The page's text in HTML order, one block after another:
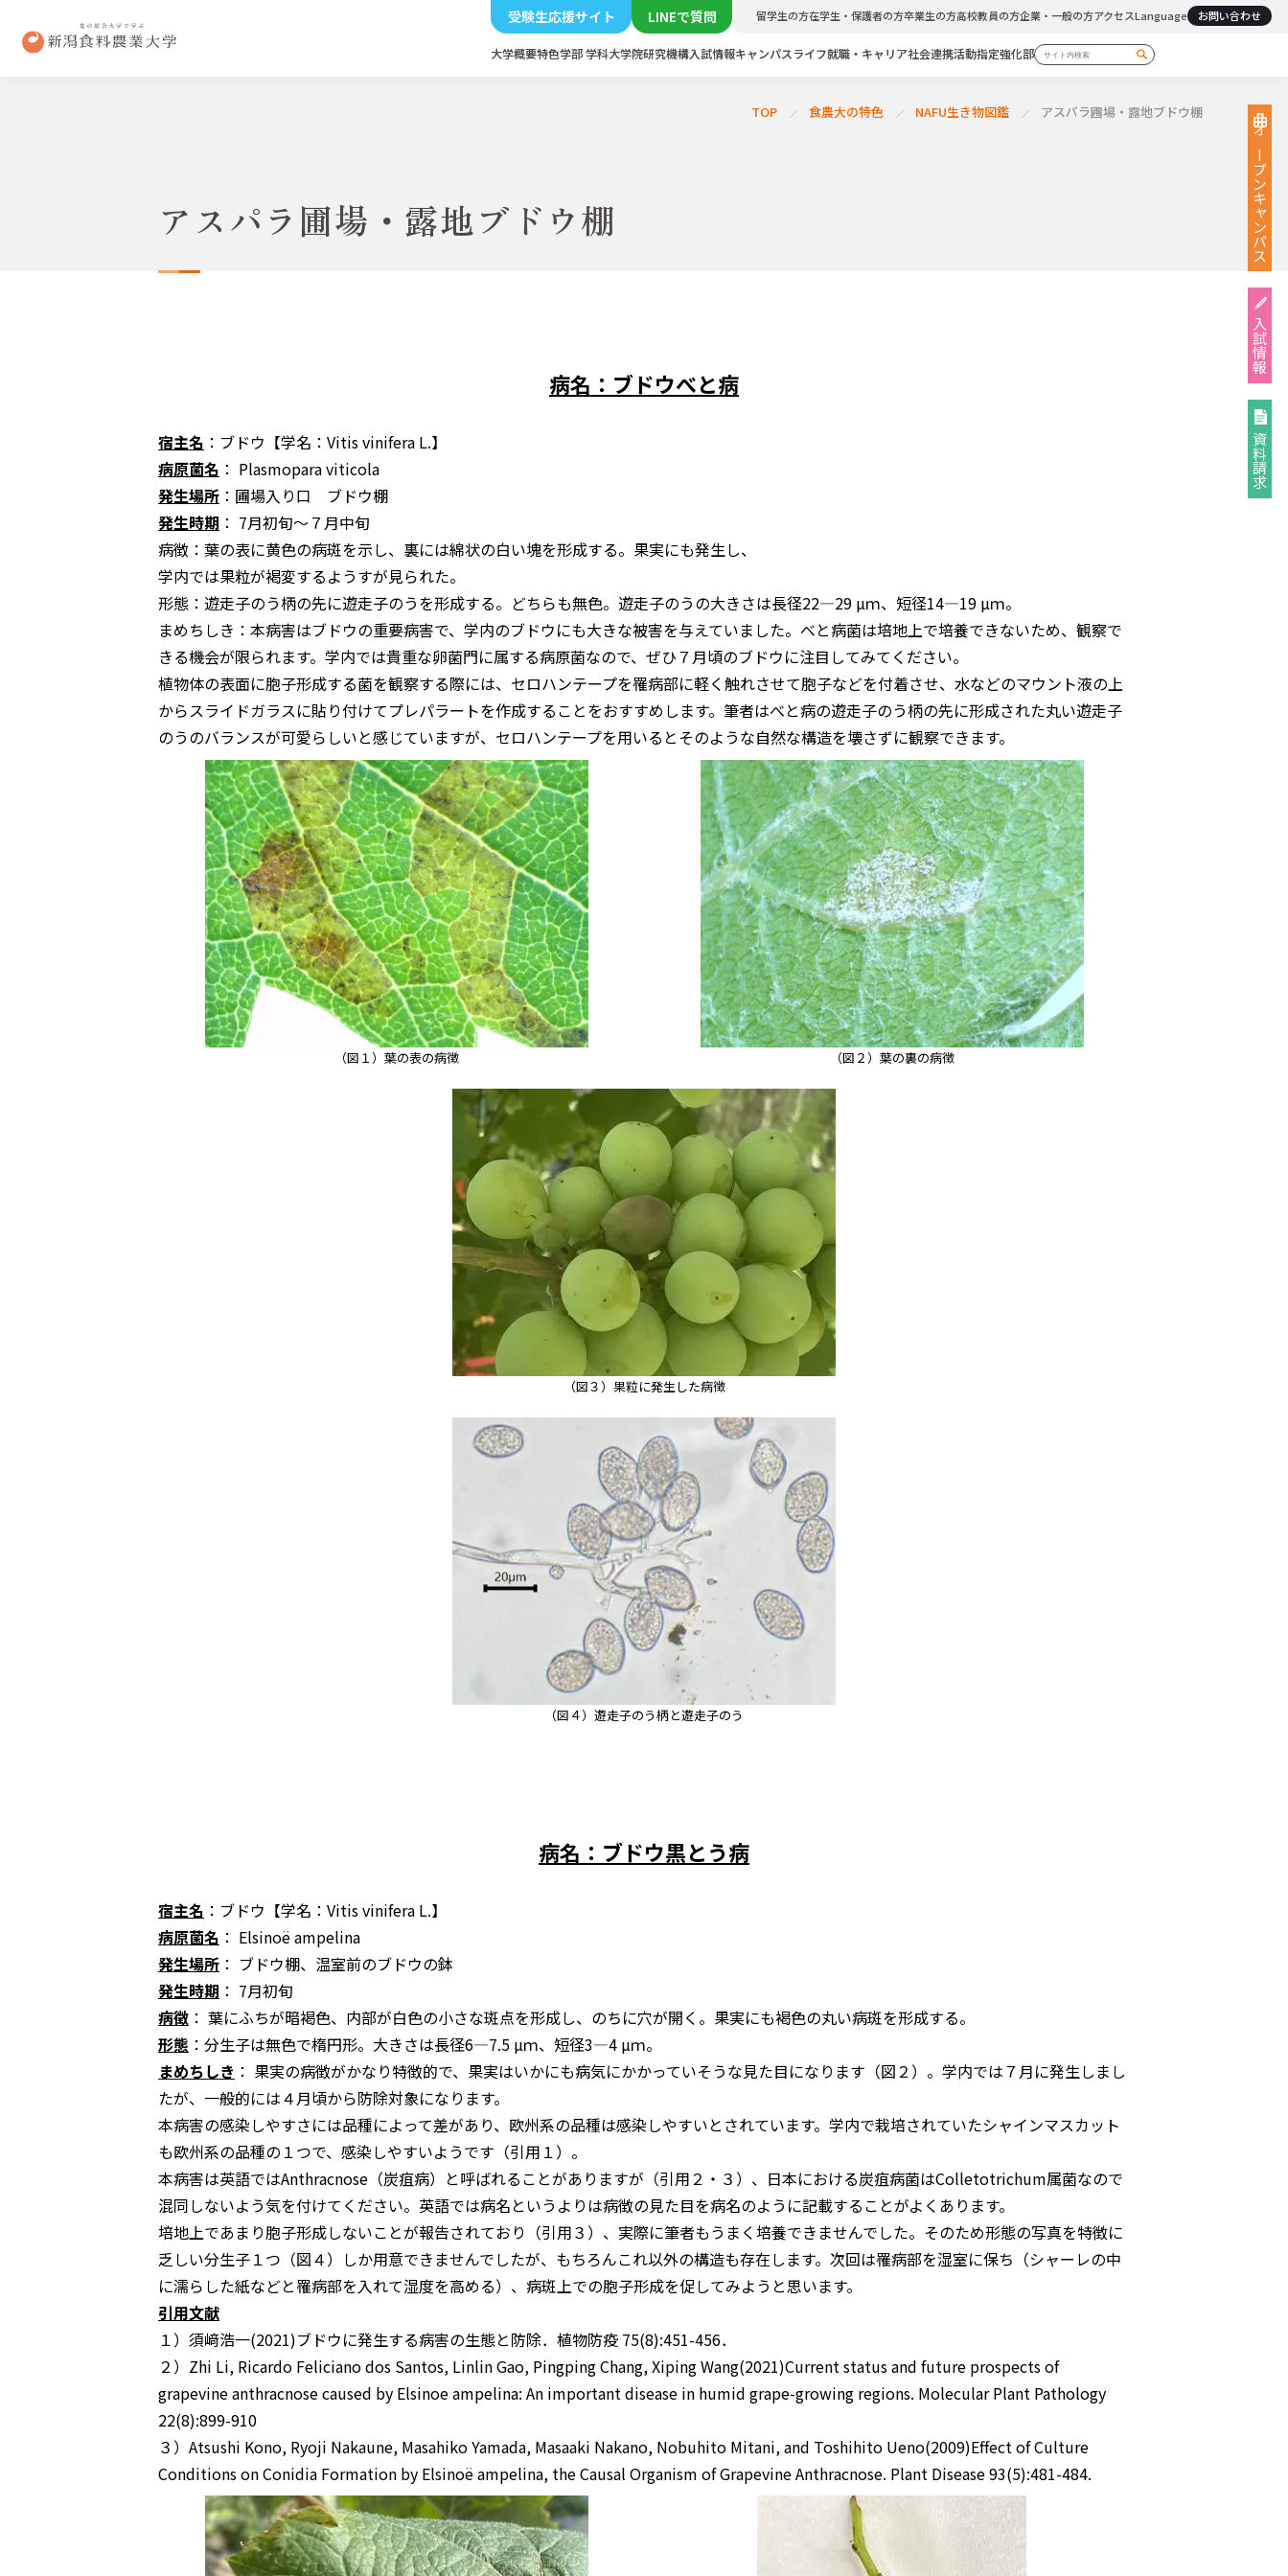
受験生応援サイト LINEで質問 留学生の方在学生・保護者の方卒業生の方高校教員の方企業・一般の方アクセスLanguage お問い合わせ
大学概要特色学部 学科大学院研究機構入試情報キャンパスライフ就職・キャリア社会連携活動指定強化部
オープン
キャンパス
入試情報
資料請求
TOP 食農大の特色 NAFU生き物図鑑 アスパラ圃場・露地ブドウ棚
アスパラ圃場・露地ブドウ棚
病名：ブドウべと病
宿主名 ：ブドウ【学名： Vitis vinifera L.】
病原菌名 ： Plasmopara viticola
発生場所 ：圃場入り口 ブドウ棚
発生時期 ： 7月初旬～７月中旬
病徴：葉の表に黄色の病斑を示し、裏には綿状の白い塊を形成する。果実にも発生し、
学内では果粒が褐変するようすが見られた。
形態：遊走子のう柄の先に遊走子のうを形成する。どちらも無色。遊走子のうの大きさは長径22―29 µｍ、短径14―19 µｍ。
まめちしき：本病害はブドウの重要病害で、学内のブドウにも大きな被害を与えていました。べと病菌は培地上で培養できないため、観察で
きる機会が限られます。学内では貴重な卵菌門に属する病原菌なので、ぜひ７月頃のブドウに注目してみてください。
植物体の表面に胞子形成する菌を観察する際には、セロハンテープを罹病部に軽く触れさせて胞子などを付着させ、水などのマウント液の上
からスライドガラスに貼り付けてプレパラートを作成することをおすすめします。筆者はべと病の遊走子のう柄の先に形成された丸い遊走子
のうのバランスが可愛らしいと感じていますが、セロハンテープを用いるとそのような自然な構造を壊さずに観察できます。
（図１）葉の表の病徴 （図２）葉の裏の病徴
（図３）果粒に発生した病徴
（図４）遊走子のう柄と遊走子のう
病名：ブドウ黒とう病
宿主名 ：ブドウ【学名： Vitis vinifera L.】
病原菌名 ： Elsinoë ampelina
発生場所 ： ブドウ棚、温室前のブドウの鉢
発生時期 ： 7月初旬
病徴 ： 葉にふちが暗褐色、内部が白色の小さな斑点を形成し、のちに穴が開く。果実にも褐色の丸い病斑を形成する。
形態 ：分生子は無色で楕円形。大きさは長径6―7.5 µｍ、短径3―4 µｍ。
まめちしき ： 果実の病徴がかなり特徴的で、果実はいかにも病気にかかっていそうな見た目になります（図２）。学内では７月に発生しまし
たが、一般的には４月頃から防除対象になります。
本病害の感染しやすさには品種によって差があり、欧州系の品種は感染しやすいとされています。学内で栽培されていたシャインマスカット
も欧州系の品種の１つで、感染しやすいようです（引用１）。
本病害は英語ではAnthracnose （炭疽病）と呼ばれることがありますが（引用２・３）、日本における炭疽病菌はColletotrichum属菌なので
混同しないよう気を付けてください。英語では病名というよりは病徴の見た目を病名のように記載することがよくあります。
培地上であまり胞子形成しないことが報告されており（引用３）、実際に筆者もうまく培養できませんでした。そのため形態の写真を特徴に
乏しい分生子１つ（図４）しか用意できませんでしたが、もちろんこれ以外の構造も存在します。次回は罹病部を湿室に保ち（シャーレの中
に濡らした紙などと罹病部を入れて湿度を高める）、病斑上での胞子形成を促してみようと思います。
引用文献
１）須﨑浩一(2021)ブドウに発生する病害の生態と防除．植物防疫 75(8):451-456．
２）Zhi Li, Ricardo Feliciano dos Santos, Linlin Gao, Pingping Chang, Xiping Wang(2021)Current status and future prospects of
grapevine anthracnose caused by Elsinoe ampelina: An important disease in humid grape-growing regions. Molecular Plant Pathology
22(8):899-910
３）Atsushi Kono, Ryoji Nakaune, Masahiko Yamada, Masaaki Nakano, Nobuhito Mitani, and Toshihito Ueno(2009)Effect of Culture
Conditions on Conidia Formation by Elsinoë ampelina, the Causal Organism of Grapevine Anthracnose. Plant Disease 93(5):481-484.